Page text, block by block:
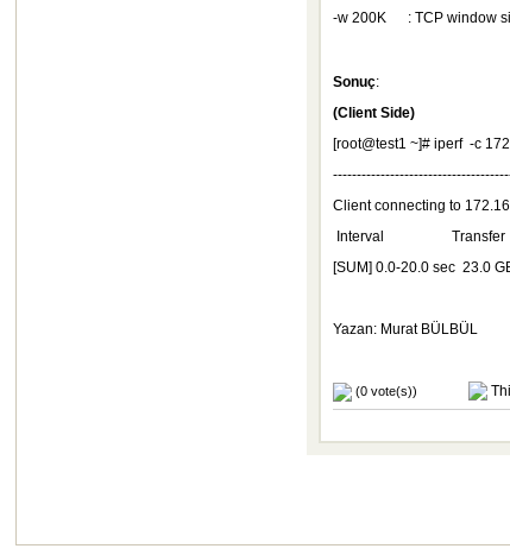
-w 200K
: TCP window
Sonuç:
(Client Side)
[root@test1 ~]# iperf -c
Client connecting to
Interval Transfer
[SUM] 0.0-20.0 sec 23.0
Yazan: Murat BÜLBÜL
(0 vote(s))